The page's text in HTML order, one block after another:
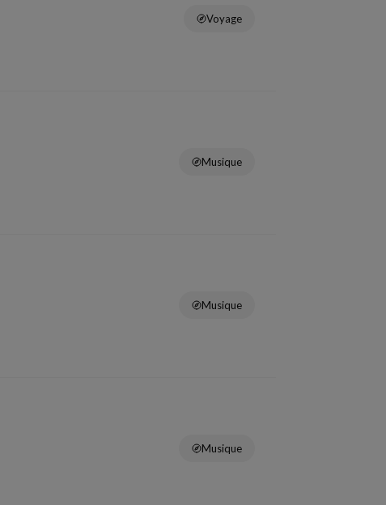
Voyage
Musique
Musique
Musique